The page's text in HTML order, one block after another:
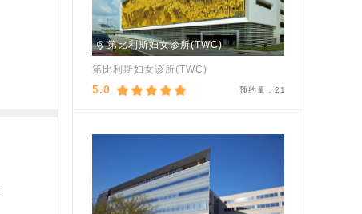
第比利斯妇女诊所(TWC)
第比利斯妇女诊所(TWC)
5.0 预约量：21